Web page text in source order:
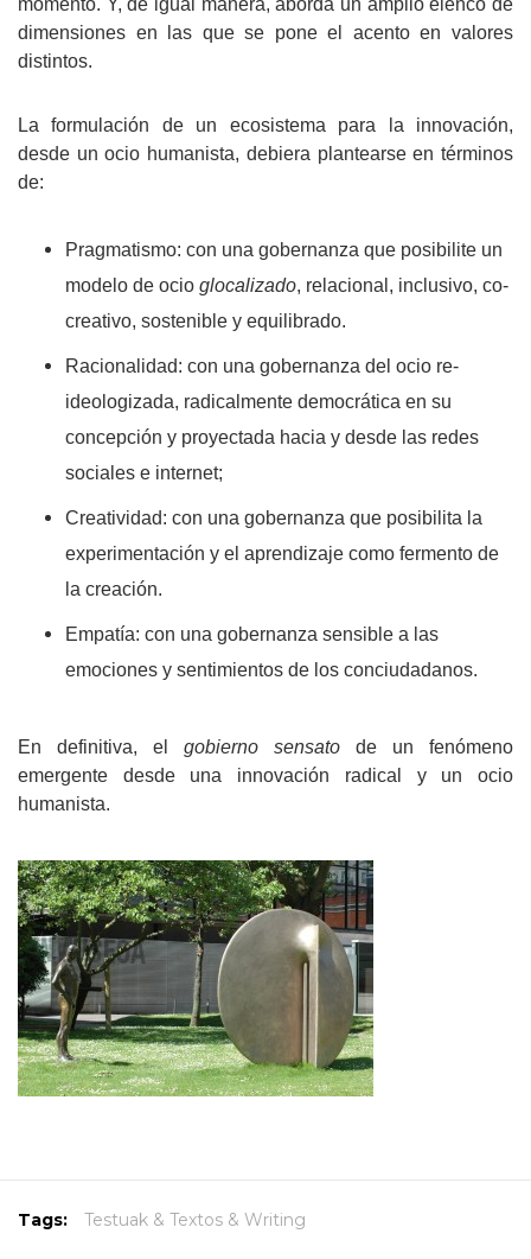
momento. Y, de igual manera, aborda un amplio elenco de
dimensiones en las que se pone el acento en valores
distintos.
La formulación de un ecosistema para la innovación,
desde un ocio humanista, debiera plantearse en términos
de:
Pragmatismo: con una gobernanza que posibilite un
modelo de ocio glocalizado, relacional, inclusivo, co-
creativo, sostenible y equilibrado.
Racionalidad: con una gobernanza del ocio re-
ideologizada, radicalmente democrática en su
concepción y proyectada hacia y desde las redes
sociales e internet;
Creatividad: con una gobernanza que posibilita la
experimentación y el aprendizaje como fermento de
la creación.
Empatía: con una gobernanza sensible a las
emociones y sentimientos de los conciudadanos.
En definitiva, el gobierno sensato de un fenómeno
emergente desde una innovación radical y un ocio
humanista.
Tags: Testuak & Textos & Writing